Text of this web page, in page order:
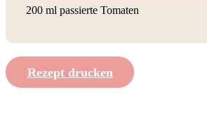
200 ml passierte Tomaten
Rezept drucken